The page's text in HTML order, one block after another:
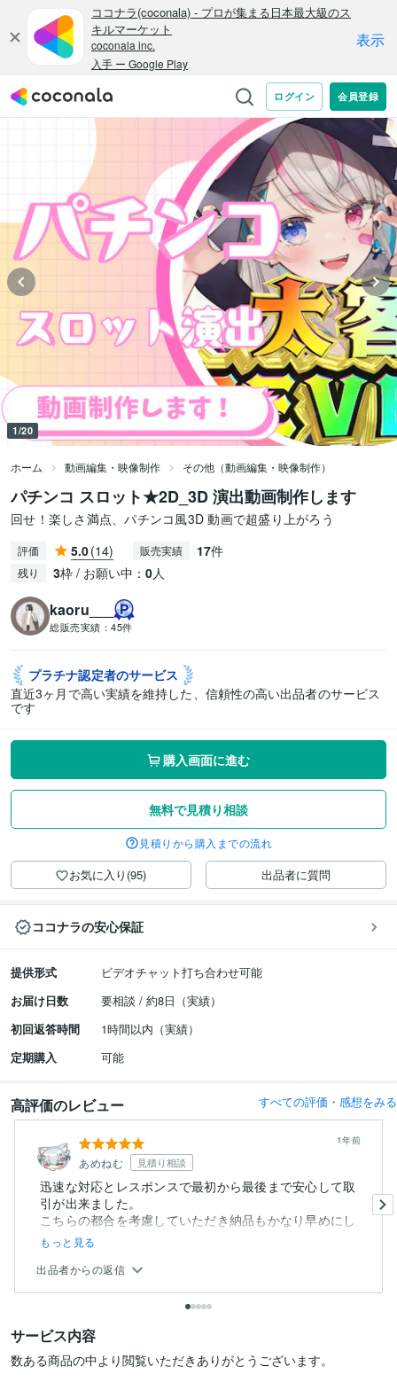
1/20
ホーム 動画編集・映像制作 その他（動画編集・映像制作）
パチンコ スロット★2D_3D 演出動画制作します
回せ！楽しさ満点、パチンコ風3D 動画で超盛り上がろう
評価 5.0(14) 販売実績 17件
残り 3枠 / お願い中： 0人
kaoru___
総販売実績： 45件
プラチナ認定者のサービス
直近3ヶ月で高い実績を維持した、信頼性の高い出品者のサービス
です
購入画面に進む
無料で見積り相談
見積りから購入までの流れ
お気に入り(95) 出品者に質問
ココナラの安心保証
提供形式
ビデオチャット打ち合わせ可能
お届け日数
要相談 / 約8日（実績）
初回返答時間
1時間以内（実績）
定期購入
可能
高評価のレビュー すべての評価・感想をみる
あめねむ 見積り相談
1年前
迅速な対応とレスポンスで最初から最後まで安心して取
引が出来ました。
こちらの都合を考慮していただき納品もかなり早めにし
て...
もっと見る
出品者からの返信
サービス内容
数ある商品の中より閲覧いただきありがとうございます。